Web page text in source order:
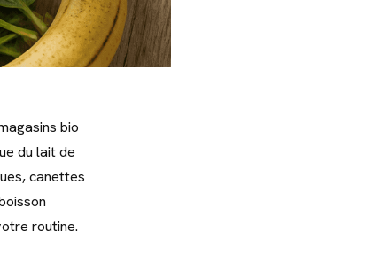
bio
du lait de
canettes
routine.